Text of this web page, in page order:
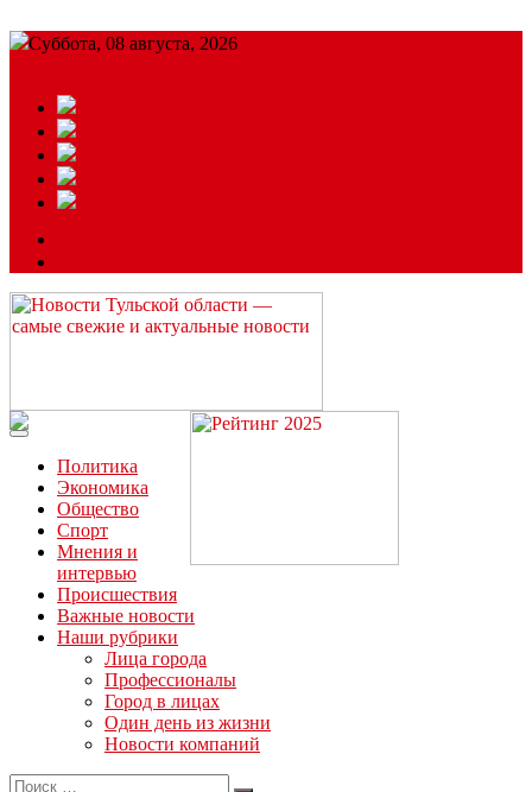
Суббота, 08 августа, 2026
Читайте последние новости дня в Тульской области на сайте
“ЗаНовомосковск”
Политика
Экономика
Общество
Спорт
Мнения и
интервью
Происшествия
Важные новости
Наши рубрики
Лица города
Профессионалы
Город в лицах
Один день из жизни
Новости компаний